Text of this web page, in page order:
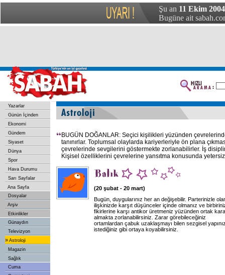
Şu an 11 Ekim
Bugüne ait
Yazarlar
Günün İçinden
Ekonomi
Gündem
Siyaset
Dünya
Spor
Hava Durumu
Sarı Sayfalar
Ana Sayfa
Dosyalar
Arşiv
Etkinlikler
Günaydın
Televizyon
» Astroloji
Magazin
Sağlık
Cuma
BUGÜN DOĞANLAR: Seçici kişilikleri yüzünden
tanınırlar. Toplumsal olaylarda kariyerleriyle ön plana
çevrelerinde sevgilerini göstermekte zorlanabilirler. İş
Kişisel özelliklerini çevrelerine yansıtma konusunda
(20 şubat - 20 mart)
Bugün, duygularınız her an değişebilir. Parterinizle
ilişkinizde karşıt düşünceler içinde olmanız ve
fikirlerine karşı antikor üretmeniz yüzünden ortak
almakta zorlanabilirsiniz. Zarar görebileceğiniz
ortamlardan çabuk uzaklaşmayı bilen sezgisel
istediğiniz gibi ortaya koyabilirsiniz.